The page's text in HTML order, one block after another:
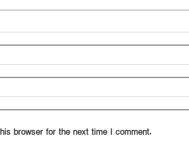
browser for the next time I comment.